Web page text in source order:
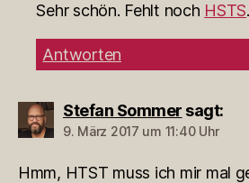
Sehr schön. Fehlt noch HSTS.
Antworten
Stefan Sommer sagt:
9. März 2017 um 11:40 Uhr
Hmm, HTST muss ich mir mal